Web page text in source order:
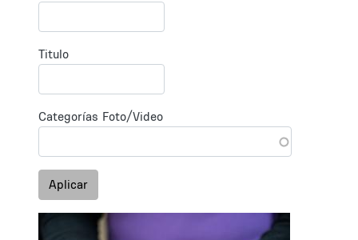
Titulo
Categorías Foto/Video
Aplicar